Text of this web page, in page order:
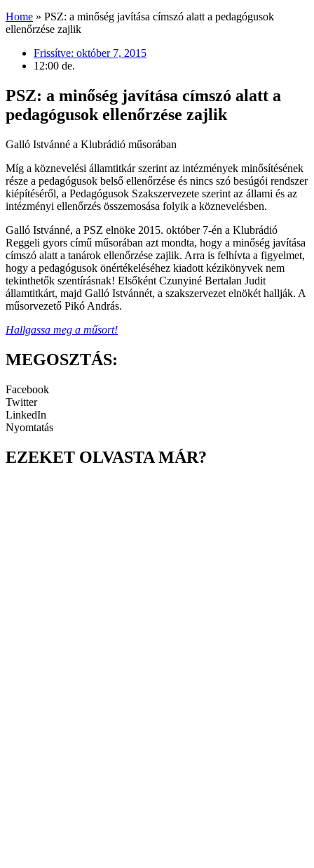
Home » PSZ: a minőség javítása címszó alatt a pedagógusok
ellenőrzése zajlik
Frissítve: október 7, 2015
12:00 de.
PSZ: a minőség javítása címszó alatt a
pedagógusok ellenőrzése zajlik
Galló Istvánné a Klubrádió műsorában
Míg a köznevelési államtitkár szerint az intézmények minősítésének
része a pedagógusok belső ellenőrzése és nincs szó besúgói rendszer
kiépítéséről, a Pedagógusok Szakszervezete szerint az állami és az
intézményi ellenőrzés összemosása folyik a köznevelésben.
Galló Istvánné, a PSZ elnöke 2015. október 7-én a Klubrádió
Reggeli gyors című műsorában azt mondta, hogy a minőség javítása
címszó alatt a tanárok ellenőrzése zajlik. Arra is felhívta a figyelmet,
hogy a pedagógusok önértékeléséhez kiadott kézikönyvek nem
tekinthetők szentírásnak! Elsőként Czunyiné Bertalan Judit
államtitkárt, majd Galló Istvánnét, a szakszervezet elnökét hallják. A
műsorvezető Pikó András.
Hallgassa meg a műsort!
MEGOSZTÁS:
Facebook
Twitter
LinkedIn
Nyomtatás
EZEKET OLVASTA MÁR?